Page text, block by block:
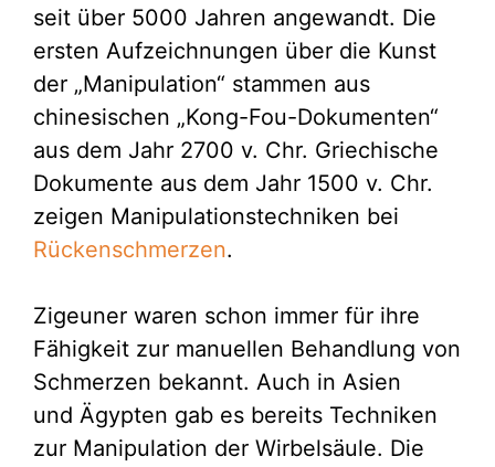
seit über 5000 Jahren angewandt. Die
ersten Aufzeichnungen über die Kunst
der „Manipulation“ stammen aus
chinesischen „Kong-Fou-Dokumenten“
aus dem Jahr 2700 v. Chr. Griechische
Dokumente aus dem Jahr 1500 v. Chr.
zeigen Manipulationstechniken bei
Rückenschmerzen.
Zigeuner waren schon immer für ihre
Fähigkeit zur manuellen Behandlung von
Schmerzen bekannt. Auch in Asien
und Ägypten gab es bereits Techniken
zur Manipulation der Wirbelsäule. Die